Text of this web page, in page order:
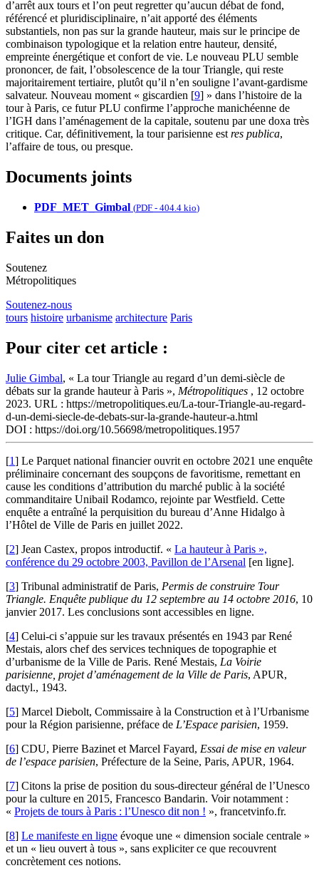
d’arrêt aux tours et l’on peut regretter qu’aucun débat de fond,
référencé et pluridisciplinaire, n’ait apporté des éléments
substantiels, non pas sur la grande hauteur, mais sur le principe de
combinaison typologique et la relation entre hauteur, densité,
empreinte énergétique et confort de vie. Le nouveau PLU semble
prononcer, de fait, l’obsolescence de la tour Triangle, qui reste
majoritairement tertiaire, plutôt qu’il n’en souligne l’avant-gardisme
salvateur. Nouveau moment « giscardien [9] » dans l’histoire de la
tour à Paris, ce futur PLU confirme l’approche manichéenne de
l’IGH dans l’aménagement de la capitale, soutenu par une doxa très
critique. Car, définitivement, la tour parisienne est res publica,
l’affaire de tous, ou presque.
Documents joints
PDF_MET_Gimbal (PDF - 404.4 kio)
Faites un don
Soutenez
Métropolitiques
Soutenez-nous
tours histoire urbanisme architecture Paris
Pour citer cet article :
Julie Gimbal, « La tour Triangle au regard d’un demi-siècle de
débats sur la grande hauteur à Paris », Métropolitiques , 12 octobre
2023. URL : https://metropolitiques.eu/La-tour-Triangle-au-regard-
d-un-demi-siecle-de-debats-sur-la-grande-hauteur-a.html
DOI : https://doi.org/10.56698/metropolitiques.1957
[1] Le Parquet national financier ouvrit en octobre 2021 une enquête
préliminaire concernant des soupçons de favoritisme, remettant en
cause les conditions d’attribution du marché public à la société
commanditaire Unibail Rodamco, rejointe par Westfield. Cette
enquête a entraîné la perquisition du bureau d’Anne Hidalgo à
l’Hôtel de Ville de Paris en juillet 2022.
[2] Jean Castex, propos introductif. « La hauteur à Paris »,
conférence du 29 octobre 2003, Pavillon de l’Arsenal [en ligne].
[3] Tribunal administratif de Paris, Permis de construire Tour
Triangle. Enquête publique du 12 septembre au 14 octobre 2016, 10
janvier 2017. Les conclusions sont accessibles en ligne.
[4] Celui-ci s’appuie sur les travaux présentés en 1943 par René
Mestais, alors chef des services techniques de topographie et
d’urbanisme de la Ville de Paris. René Mestais, La Voirie
parisienne, projet d’aménagement de la Ville de Paris, APUR,
dactyl., 1943.
[5] Marcel Diebolt, Commissaire à la Construction et à l’Urbanisme
pour la Région parisienne, préface de L’Espace parisien, 1959.
[6] CDU, Pierre Bazinet et Marcel Fayard, Essai de mise en valeur
de l’espace parisien, Préfecture de la Seine, Paris, APUR, 1964.
[7] Citons la prise de position du sous-directeur général de l’Unesco
pour la culture en 2015, Francesco Bandarin. Voir notamment :
« Projets de tours à Paris : l’Unesco dit non ! », francetvinfo.fr.
[8] Le manifeste en ligne évoque une « dimension sociale centrale »
et un « lieu ouvert à tous », sans expliciter ce que recouvrent
concrètement ces notions.